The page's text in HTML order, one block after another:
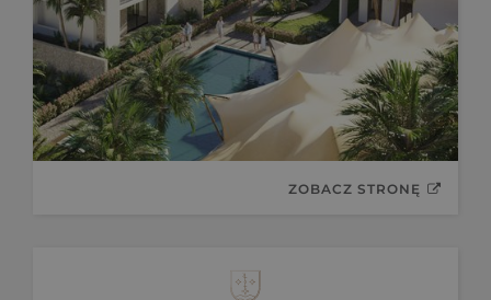
ZOBACZ STRONĘ